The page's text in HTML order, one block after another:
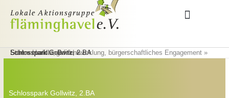
Start Handlungsfeld
Lebensqualität, Dorfentwicklung, bürgerschaftliches Engagement
Schlosspark Gollwitz, 2.BA
Schlosspark Gollwitz, 2.BA